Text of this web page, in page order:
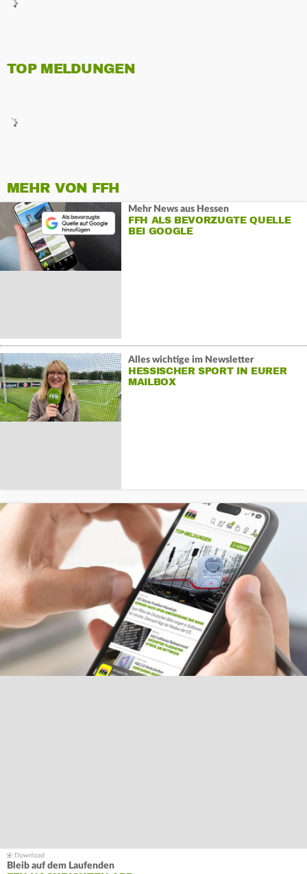
TOP MELDUNGEN
MEHR VON FFH
Mehr News aus Hessen
FFH ALS BEVORZUGTE QUELLE
BEI GOOGLE
Alles wichtige im Newsletter
HESSISCHER SPORT IN EURER
MAILBOX
Bleib auf dem Laufenden